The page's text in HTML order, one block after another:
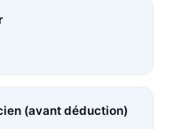
(avant déduction)